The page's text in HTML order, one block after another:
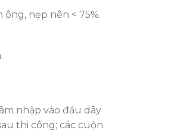
nẹp nên < 75%.
nhập vào đầu dây
thi công; các cuộn